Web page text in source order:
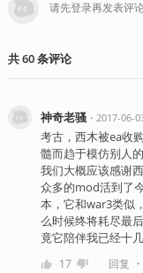
共60条评论
神奇老骚・ 2017-06-
考古，西木被ea收
髓而趋于模仿别人
我们大概应该感谢
众多的mod活到了
本，它和war3类似
么时候终将耗尽最
竟它陪伴我已经十
17 回复 ・